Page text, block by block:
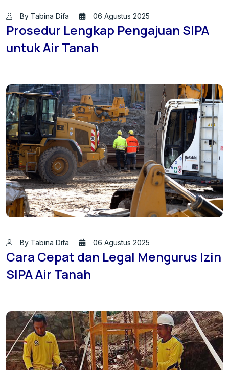
By Tabina Difa 06 Agustus 2025
Prosedur Lengkap Pengajuan SIPA
untuk Air Tanah
By Tabina Difa 06 Agustus 2025
Cara Cepat dan Legal Mengurus Izin
SIPA Air Tanah